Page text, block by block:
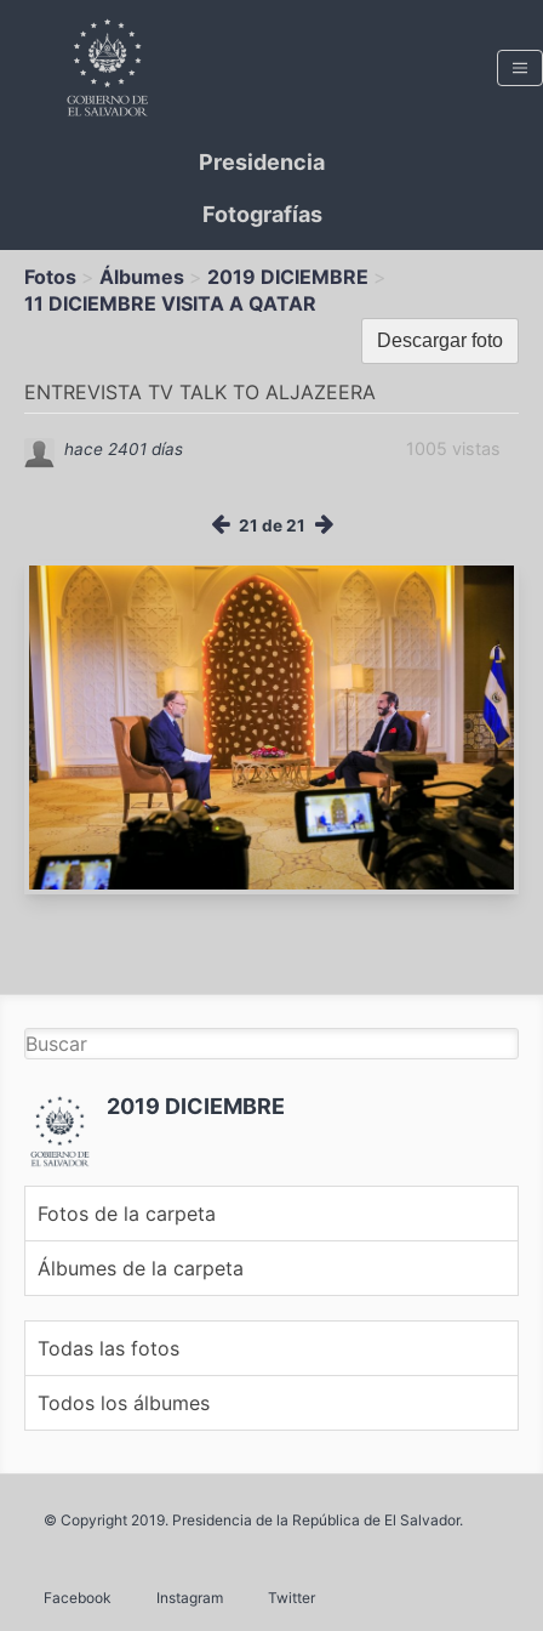
Presidencia
Fotografías
Fotos Álbumes
2019 DICIEMBRE
11 DICIEMBRE VISITA A QATAR
Descargar foto
ENTREVISTA TV TALK TO ALJAZEERA
1005 vistas
hace 2401 días
21 de 21
2019 DICIEMBRE
Fotos de la carpeta
Álbumes de la carpeta
Todas las fotos
Todos los álbumes
© Copyright 2019. Presidencia de la República de El Salvador.
Facebook Instagram Twitter